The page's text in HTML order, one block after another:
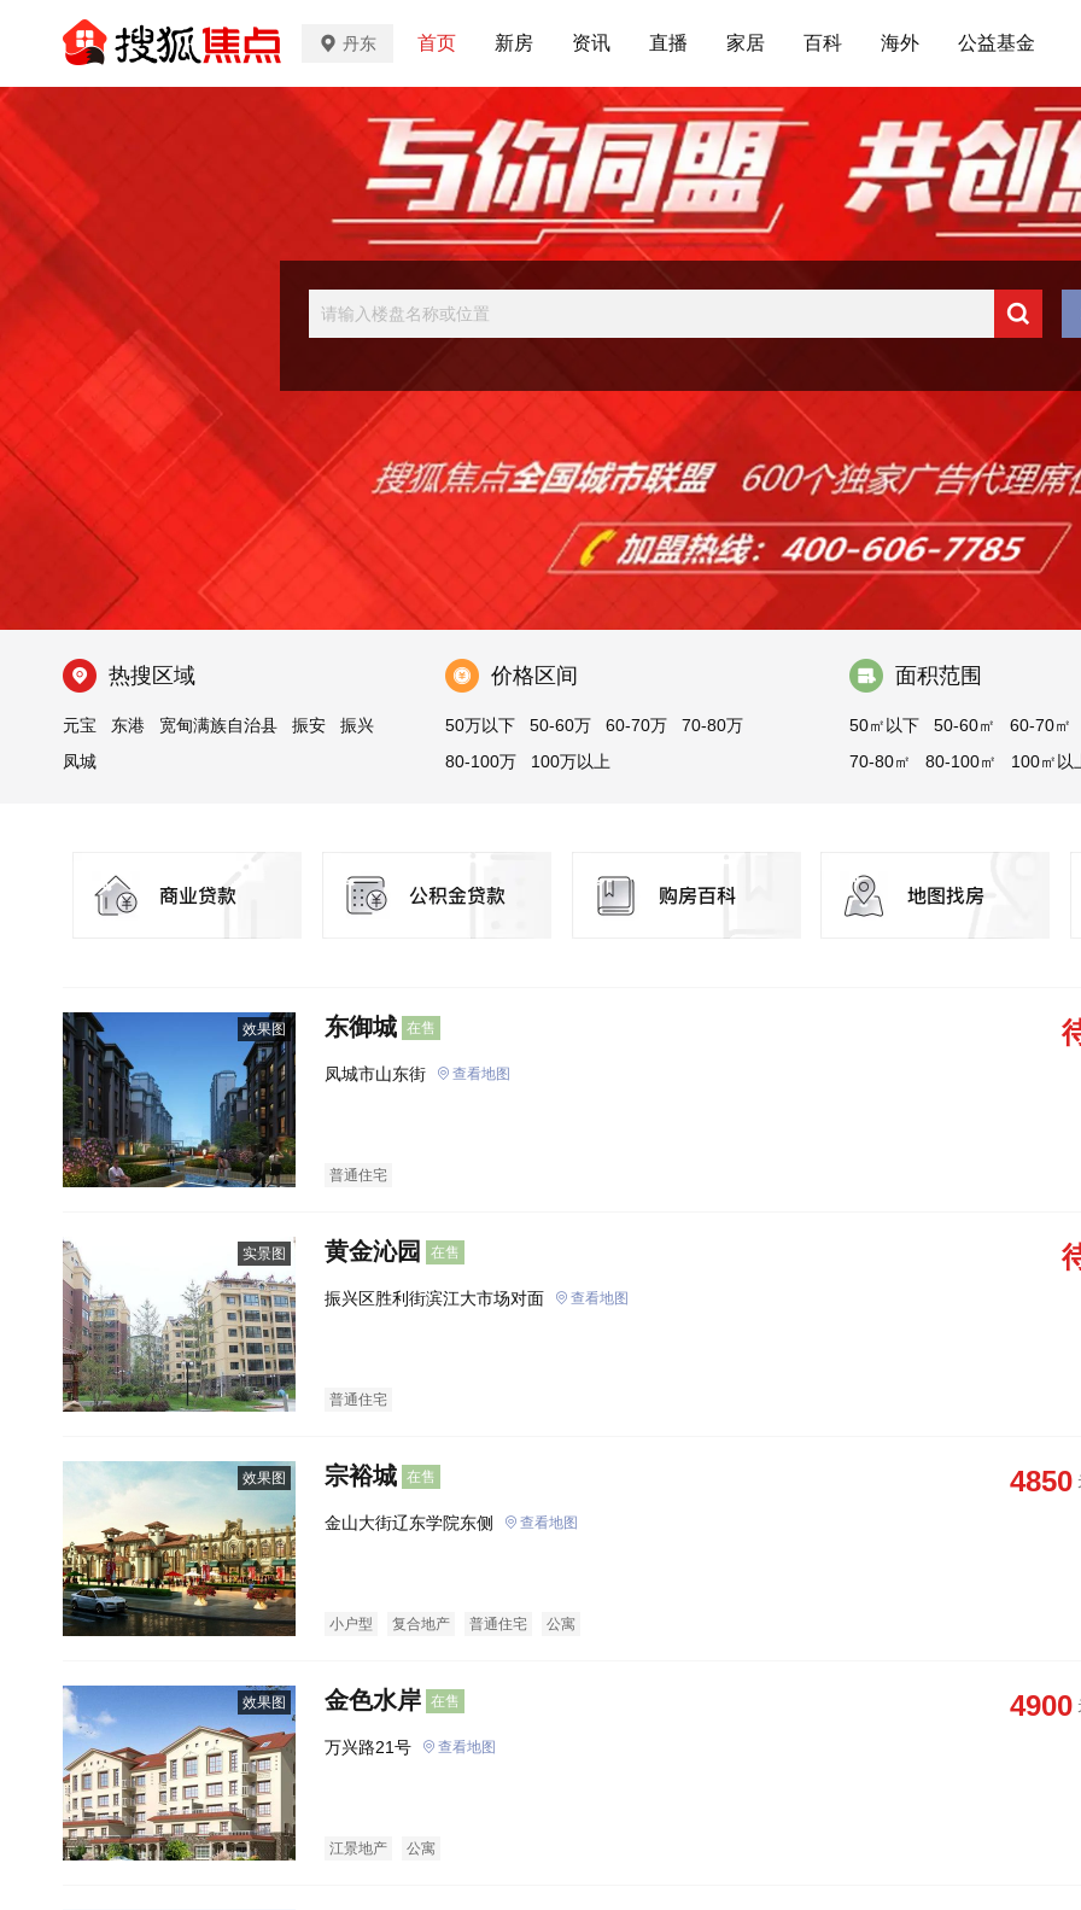
丹东 首页 新房 资讯 直播 家居 百科 海外 公益基金
热搜区域
元宝 东港 宽甸满族自治县 振安
振兴
凤城
价格区间
50万以下 50-60万 60-70万
70-80万
80-100万
100万以上
面积范围
50㎡以下 50-60㎡
60-70㎡
70-80㎡
80-100㎡ 100㎡以
效果图 东御城 在售
凤城市山东街 查看地图
普通住宅
实景图 黄金沁园 在售
振兴区胜利街滨江大市场对面 查看地图
普通住宅
效果图 宗裕城 在售 4850
金山大街辽东学院东侧 查看地图
小户型 复合地产 普通住宅 公寓
效果图 金色水岸 在售 4900
万兴路21号 查看地图
江景地产 公寓